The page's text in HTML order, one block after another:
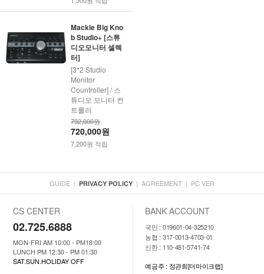
Mackie Big Kno
b Studio+ [스튜
디오모니터 셀렉
터]
[3*2 Studio
Monitor
Countroller] / 스
튜디오 모니터 컨
트롤러
792,000원
720,000원
7,200원 적립
GUIDE | PRIVACY POLICY | AGREEMENT | PC VER
CS CENTER
02.725.6888
MON-FRI AM 10:00 - PM18:00
LUNCH PM 12:30 - PM 01:30
SAT.SUN.HOLIDAY OFF
BANK ACCOUNT
국민 : 019601-04-325210
농협 : 317-0013-4703-01
신한 : 110-481-5741-74
예금주 : 정관희[더마이크랩]